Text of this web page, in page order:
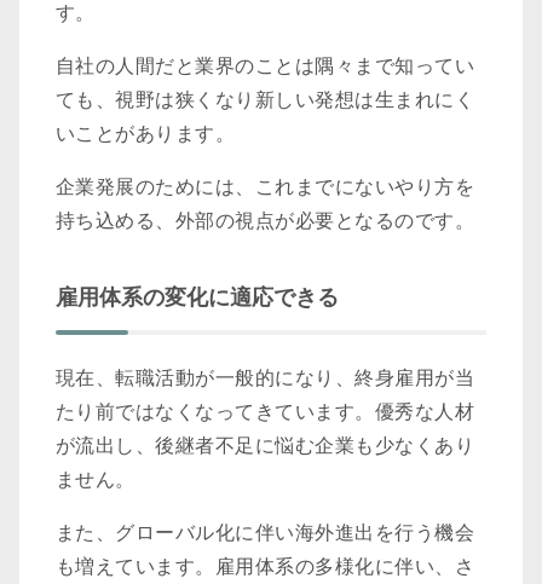
す。
自社の人間だと業界のことは隅々まで知ってい
ても、視野は狭くなり新しい発想は生まれにく
いことがあります。
企業発展のためには、これまでにないやり方を
持ち込める、外部の視点が必要となるのです。
雇用体系の変化に適応できる
現在、転職活動が一般的になり、終身雇用が当
たり前ではなくなってきています。優秀な人材
が流出し、後継者不足に悩む企業も少なくあり
ません。
また、グローバル化に伴い海外進出を行う機会
も増えています。雇用体系の多様化に伴い、さ